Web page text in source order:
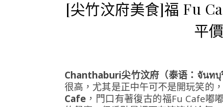
[尖竹汶府美食]福 Fu
平
Chanthaburi尖竹汶府（泰语：จันทบุรี
很高，尤其是正中午可不是開玩笑的
Cafe ，門口有著復古的福Fu Cafe嘟